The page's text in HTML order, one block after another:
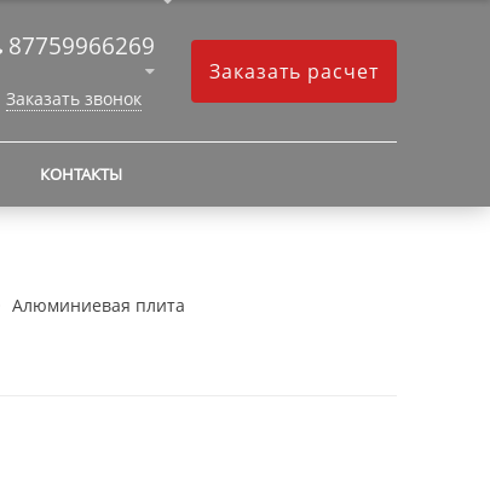
87759966269
Заказать звонок
Заказать расчет
КОНТАКТЫ
Алюминиевая плита